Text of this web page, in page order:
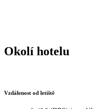
Okolí hotelu
Vzdálenost od letiště